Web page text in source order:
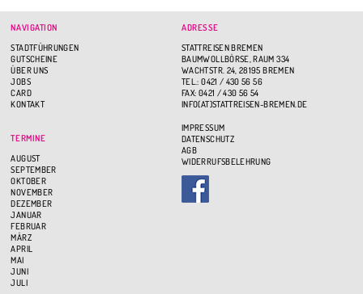
NAVIGATION
STADTFÜHRUNGEN
GUTSCHEINE
ÜBER UNS
JOBS
CARD
KONTAKT
TERMINE
AUGUST
SEPTEMBER
OKTOBER
NOVEMBER
DEZEMBER
JANUAR
FEBRUAR
MÄRZ
APRIL
MAI
JUNI
JULI
ADRESSE
STATTREISEN BREMEN
BAUMWOLLBÖRSE, RAUM 334
WACHTSTR. 24, 28195 BREMEN
TEL.: 0421 / 430 56 56
FAX: 0421 / 430 56 54
INFO(AT)STATTREISEN-BREMEN.DE
IMPRESSUM
DATENSCHUTZ
AGB
WIDERRUFSBELEHRUNG